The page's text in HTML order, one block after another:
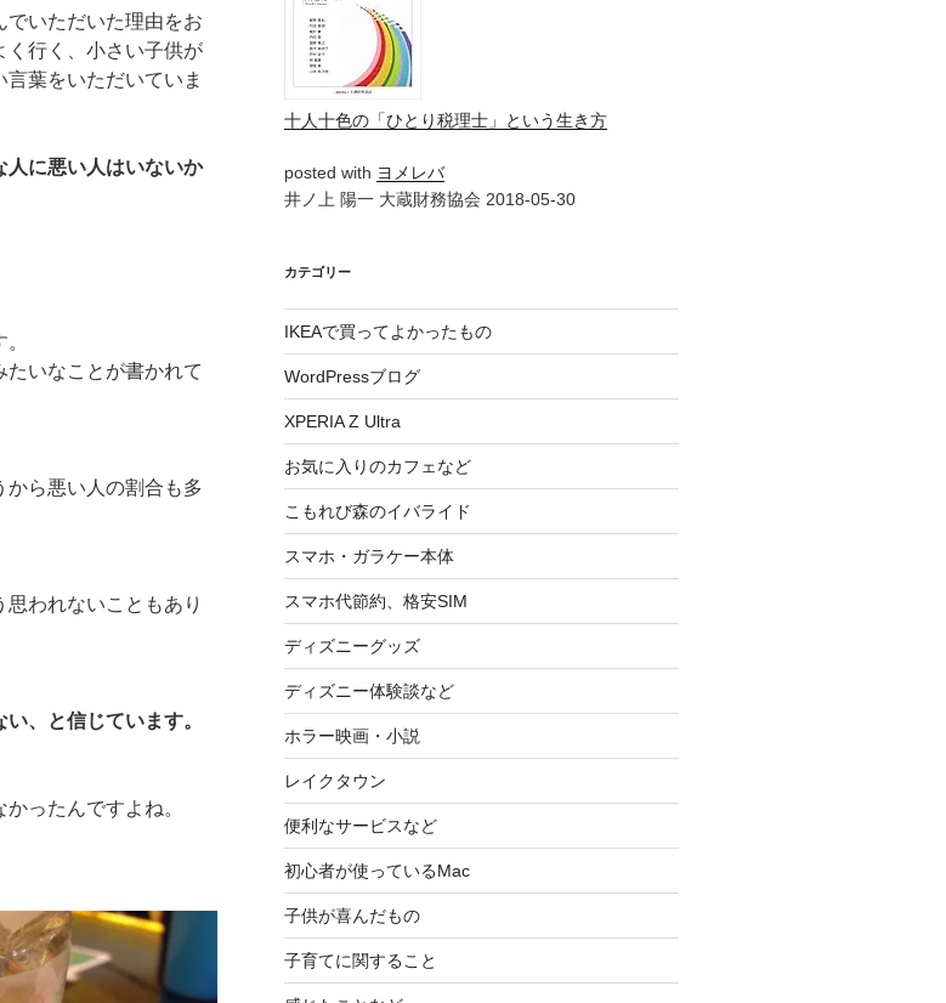
でいただいた理由をお
く行く、小さい子供が
葉をいただいていま
人に悪い人はいないか
たいなことが書かれて
から悪い人の割合も多
われないこともあり
、と信じています。
ったんですよね。
十人十色の「ひとり税理士」という生き方
posted with ヨメレバ
井ノ上 陽一 大蔵財務協会 2018-05-30
カテゴリー
IKEAで買ってよかったもの
WordPressブログ
XPERIA Z Ultra
お気に入りのカフェなど
こもれび森のイバライド
スマホ・ガラケー本体
スマホ代節約、格安SIM
ディズニーグッズ
ディズニー体験談など
ホラー映画・小説
レイクタウン
便利なサービスなど
初心者が使っているMac
子供が喜んだもの
子育てに関すること